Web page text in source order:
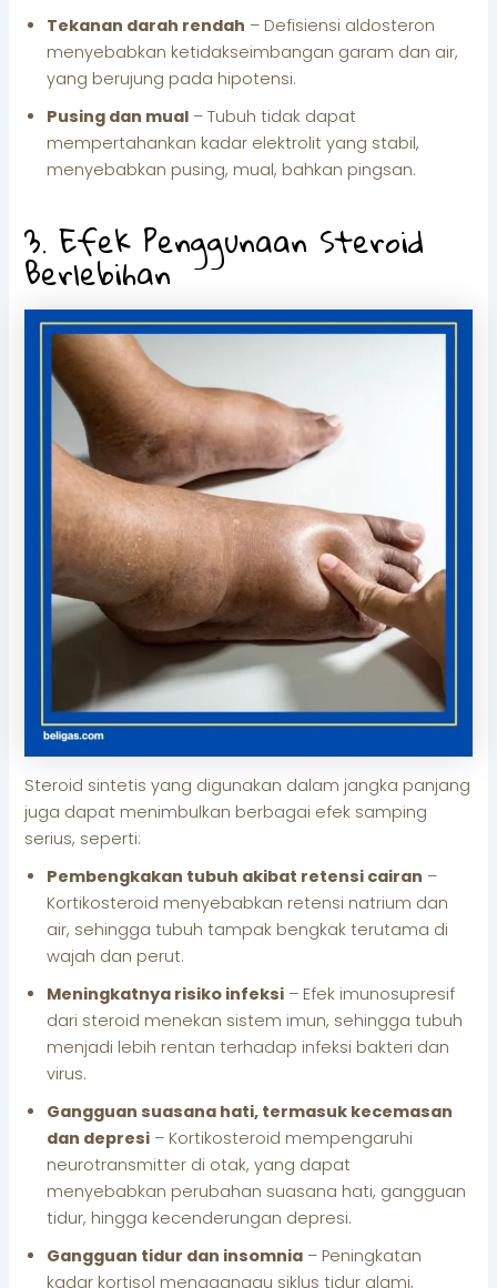
Tekanan darah rendah – Defisiensi aldosteron
menyebabkan ketidakseimbangan garam dan air,
yang berujung pada hipotensi.
Pusing dan mual – Tubuh tidak dapat
mempertahankan kadar elektrolit yang stabil,
menyebabkan pusing, mual, bahkan pingsan.
3. Efek Penggunaan Steroid
Berlebihan
Steroid sintetis yang digunakan dalam jangka panjang
juga dapat menimbulkan berbagai efek samping
serius, seperti:
Pembengkakan tubuh akibat retensi cairan –
Kortikosteroid menyebabkan retensi natrium dan
air, sehingga tubuh tampak bengkak terutama di
wajah dan perut.
Meningkatnya risiko infeksi – Efek imunosupresif
dari steroid menekan sistem imun, sehingga tubuh
menjadi lebih rentan terhadap infeksi bakteri dan
virus.
Gangguan suasana hati, termasuk kecemasan
dan depresi – Kortikosteroid mempengaruhi
neurotransmitter di otak, yang dapat
menyebabkan perubahan suasana hati, gangguan
tidur, hingga kecenderungan depresi.
Gangguan tidur dan insomnia – Peningkatan
kadar kortisol mengganggu siklus tidur alami,